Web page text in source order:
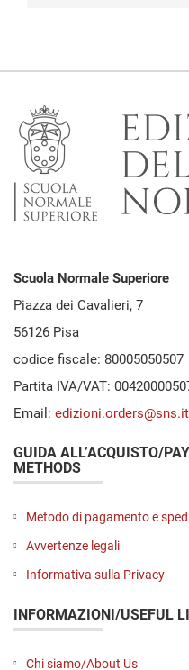
Scuola Normale Superiore
Piazza dei Cavalieri, 7
56126 Pisa
codice fiscale: 80005050507
Partita IVA/VAT:
Email: edizioni.orders@sns.it
GUIDA ALL’ACQUISTO/
METHODS
Metodo di pagamento e
Avvertenze legali
Informativa sulla Privacy
INFORMAZIONI/USEFUL
Chi siamo/About Us